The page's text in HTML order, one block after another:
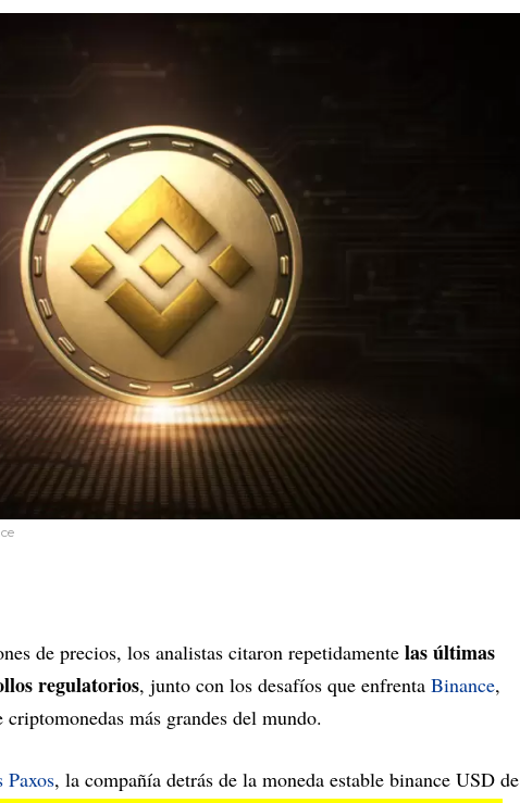
de precios, los analistas citaron repetidamente las últimas
regulatorios, junto con los desafíos que enfrenta Binance,
más grandes del mundo.
Paxos, la compañía detrás de la moneda estable binance USD de